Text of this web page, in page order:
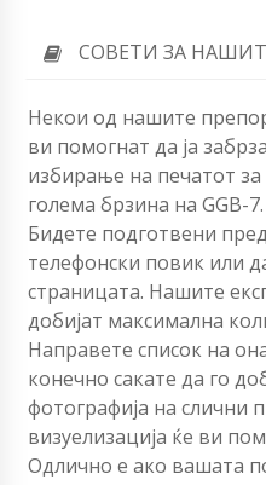
СОВЕТИ ЗА
Некои од нашите
ви помогнат да ја
избирање на печатот
голема брзина на GGB-7.
Бидете подготвени
телефонски повик или
страницата. Нашите
добијат максимална
Направете список на
конечно сакате да го
фотографија на слични
визуелизација ќе ви
Одлично е ако вашата